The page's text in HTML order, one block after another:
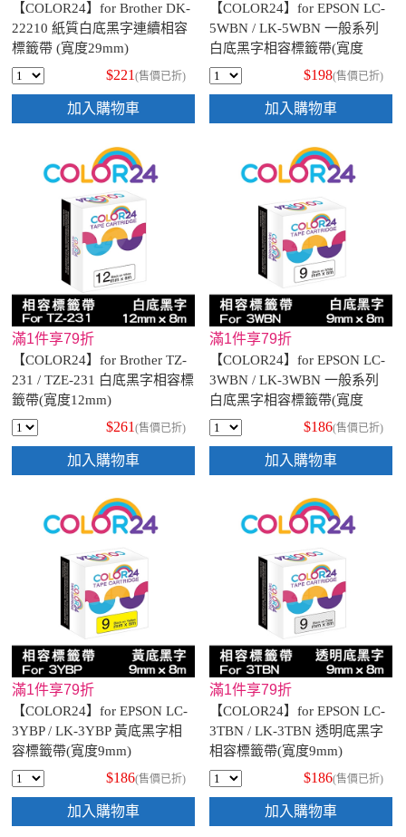
【COLOR24】for Brother DK-
22210 紙質白底黑字連續相容
標籤帶 (寬度29mm)
$221 (售價已折)
加入購物車
【COLOR24】for EPSON LC-
5WBN / LK-5WBN 一般系列
白底黑字相容標籤帶(寬度
18mm)
$198(售價已折)
加入購物車
滿1件享79折
【COLOR24】for Brother TZ-
231 / TZE-231 白底黑字相容標
籤帶(寬度12mm)
$261 (售價已折)
加入購物車
滿1件享79折
【COLOR24】for EPSON LC-
3WBN / LK-3WBN 一般系列
白底黑字相容標籤帶(寬度
9mm)
$186(售價已折)
加入購物車
滿1件享79折
【COLOR24】for EPSON LC-
3YBP / LK-3YBP 黃底黑字相
容標籤帶(寬度9mm)
$186(售價已折)
加入購物車
滿1件享79折
【COLOR24】for EPSON LC-
3TBN / LK-3TBN 透明底黑字
相容標籤帶(寬度9mm)
$186(售價已折)
加入購物車